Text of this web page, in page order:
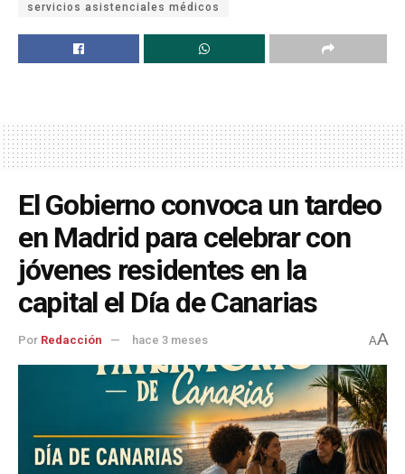
servicios asistenciales médicos
El Gobierno convoca un tardeo
en Madrid para celebrar con
jóvenes residentes en la
capital el Día de Canarias
Por Redacción hace 3 meses AA